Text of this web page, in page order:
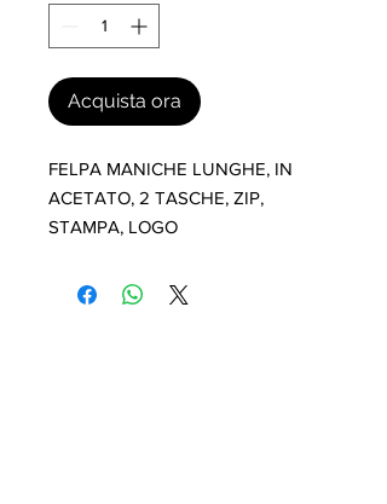
Acquista ora
FELPA MANICHE LUNGHE, IN
ACETATO, 2 TASCHE, ZIP,
STAMPA, LOGO